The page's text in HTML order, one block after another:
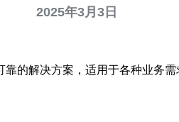
2025年3月3日
的解决方案，适用于各种业务